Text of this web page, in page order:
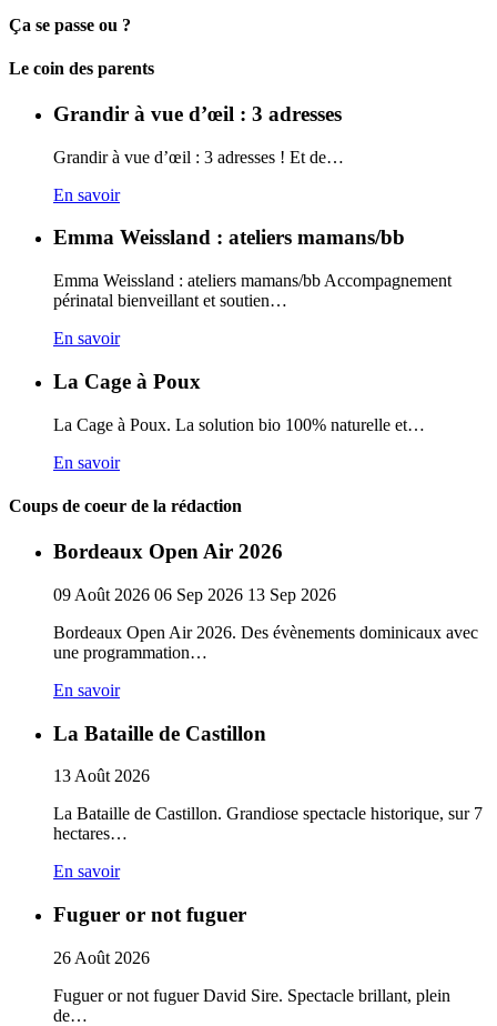
Ça se passe ou ?
Carto
Le coin des parents
Grandir à vue d’œil : 3 adresses
Grandir à vue d’œil : 3 adresses ! Et de…
En savoir
Emma Weissland : ateliers mamans/bb
Emma Weissland : ateliers mamans/bb Accompagnement
périnatal bienveillant et soutien…
En savoir
La Cage à Poux
La Cage à Poux. La solution bio 100% naturelle et…
En savoir
Coups de coeur de la rédaction
Bordeaux Open Air 2026
09 Août 2026 06 Sep 2026 13 Sep 2026
Bordeaux Open Air 2026. Des évènements dominicaux avec
une programmation…
En savoir
La Bataille de Castillon
13 Août 2026
La Bataille de Castillon. Grandiose spectacle historique, sur 7
hectares…
En savoir
Fuguer or not fuguer
26 Août 2026
Fuguer or not fuguer David Sire. Spectacle brillant, plein
de…